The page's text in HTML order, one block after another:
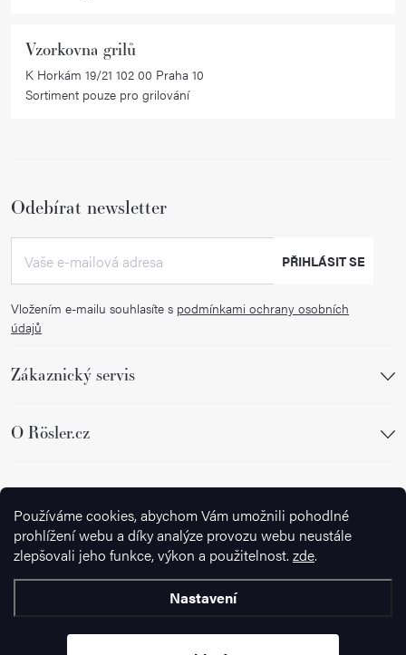
Používáme cookies, abychom Vám umožnili pohodlné
prohlížení webu a díky analýze provozu webu neustále
zlepšovali jeho funkce, výkon a použitelnost. zde.
Nastavení
Vzorkovna grilů
K Horkám 19/21 102 00 Praha 10
Sortiment pouze pro grilování
Odebírat newsletter
Vložením e-mailu souhlasíte s podmínkami ochrany osobních
údajů
PŘIHLÁSIT SE
Zákaznický servis
O Rösler.cz
Sledujte nás